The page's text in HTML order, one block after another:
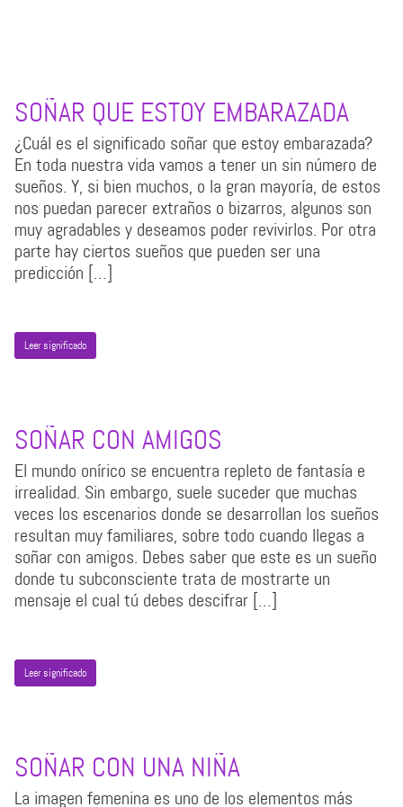
SOÑAR QUE ESTOY EMBARAZADA
¿Cuál es el significado soñar que estoy embarazada?
En toda nuestra vida vamos a tener un sin número de
sueños. Y, si bien muchos, o la gran mayoría, de estos
nos puedan parecer extraños o bizarros, algunos son
muy agradables y deseamos poder revivirlos. Por otra
parte hay ciertos sueños que pueden ser una
predicción […]
Leer significado
SOÑAR CON AMIGOS
El mundo onírico se encuentra repleto de fantasía e
irrealidad. Sin embargo, suele suceder que muchas
veces los escenarios donde se desarrollan los sueños
resultan muy familiares, sobre todo cuando llegas a
soñar con amigos. Debes saber que este es un sueño
donde tu subconsciente trata de mostrarte un
mensaje el cual tú debes descifrar […]
Leer significado
SOÑAR CON UNA NIÑA
La imagen femenina es uno de los elementos más